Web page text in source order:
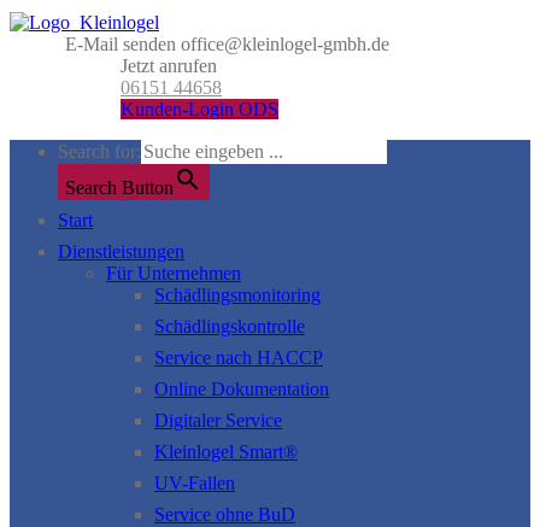
E-Mail senden office@kleinlogel-gmbh.de
Jetzt anrufen
06151 44658
Kunden-Login ODS
Search for:
Search Button
Start
Dienstleistungen
Für Unternehmen
Schädlingsmonitoring
Schädlingskontrolle
Service nach HACCP
Online Dokumentation
Digitaler Service
Kleinlogel Smart®
UV-Fallen
Service ohne BuD